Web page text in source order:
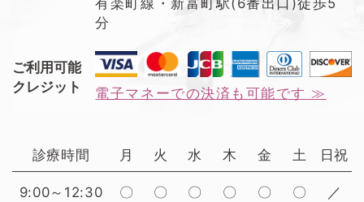
有楽町線・新富町駅(6番出口)徒歩5
分
ご利用可能
クレジット
電子マネーでの決済も可能です ≫
診療時間 月 火 水 木 金 土 日祝
9:00～12:30 〇 〇 〇 〇 〇 〇 ／